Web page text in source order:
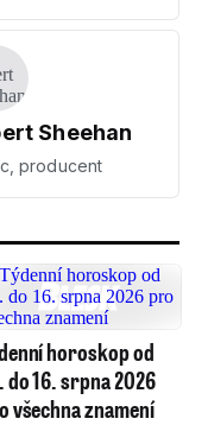
Sheehan
producent
horoskop od
do 16. srpna 2026
všechna znamení